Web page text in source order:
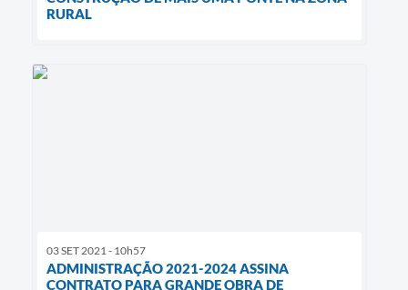
RURAL
03 SET 2021 - 10h57
ADMINISTRAÇÃO 2021-2024 ASSINA
CONTRATO PARA GRANDE OBRA DE